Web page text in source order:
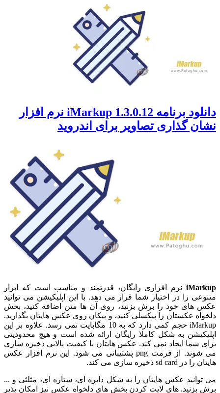
دانلود برنامه 1.3.0.12 iMarkup نرم افزار
نشان گذاری تصاویر برای اندروید
iMarkup نرم افزاری رایگان، قدرتمند و مناسب است که ابزار
متنوعی را در اختیار شما قرار می دهد. با این اپلیکیشن می توانید
عکس های خود را برش بزنید، روی آن ها متن اضافه کنید، بخش
دلخواه عکستان را پیکسلی کنید، و پیکان روی عکس هایتان بگذارید.
iMarkup حجم کمی دارد که به 10 مگابایت نمی رسد. علاوه بر این
اپلیکیشن به شکل کاملا رایگان ارائه شده است و هیچ محدودیتی
برای شما ایجاد نمی کند. عکس هایتان با کیفیت بالایی ذخیره سازی
می شوند. از فرمت png پشتیبانی می شود. این نرم افزار عکس
هایتان را در sd card ذخیره سازی می کند.
می توانید عکس هایتان را به شکل دایره ای، ستاره ای، مثلثی و ...
برش بزنید. های لایت کردن بخش های دلخواه عکس نیز امکان پذیر